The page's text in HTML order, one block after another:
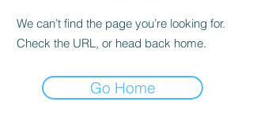
We can’t find the page you’re looking for.
Check the URL, or head back home.
Go Home